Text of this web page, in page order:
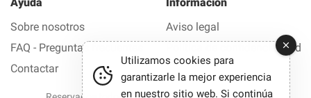
Sobre nosotros
FAQ - Preguntas frecuentes
Contactar
Aviso legal
Política de confidencialidad
Utilizamos cookies para
garantizarle la mejor experiencia
en nuestro sitio web. Si continúa